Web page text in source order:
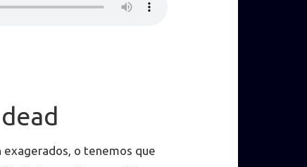
exagerados, o tenemos que